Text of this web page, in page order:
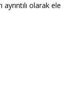
ayrıntılı olarak ele